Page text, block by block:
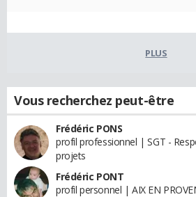
PLUS
Vous recherchez peut-être
Frédéric PONS
profil professionnel | SGT -
projets
Frédéric PONT
profil personnel | AIX EN